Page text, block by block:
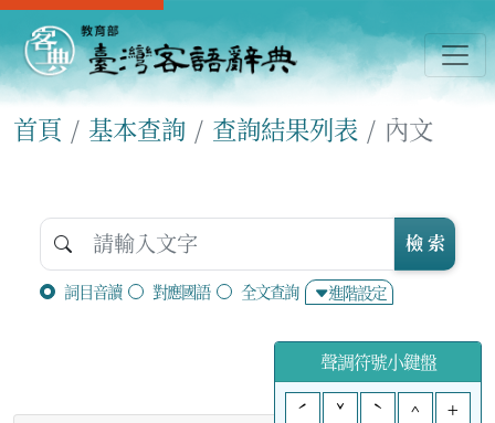
首頁 基本查詢 查詢結果列表 內文
詞目音讀 對應國語 全文查詢 進階設定
檢 索
聲調符號小鍵盤
ˊ
ˇ ˋ ^ +